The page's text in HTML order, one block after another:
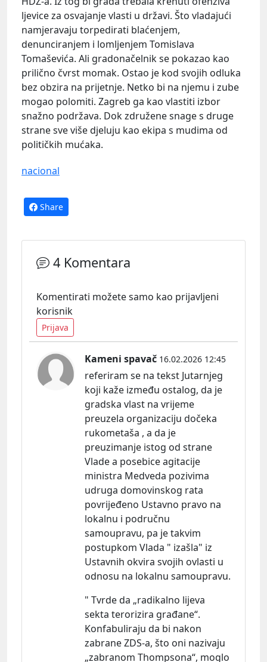
ljevice za osvajanje vlasti u državi. Što vladajući
namjeravaju torpedirati blaćenjem,
denunciranjem i lomljenjem Tomislava
Tomaševića. Ali gradonačelnik se pokazao kao
prilično čvrst momak. Ostao je kod svojih odluka
bez obzira na prijetnje. Netko bi na njemu i zube
mogao polomiti. Zagreb ga kao vlastiti izbor
snažno podržava. Dok združene snage s druge
strane sve više djeluju kao ekipa s mudima od
političkih mućaka.
nacional
Share
4 Komentara
Komentirati možete samo kao prijavljeni
korisnik
Prijava
Kameni spavač 16.02.2026 12:45
referiram se na tekst Jutarnjeg
koji kaže između ostalog, da je
gradska vlast na vrijeme
preuzela organizaciju dočeka
rukometaša , a da je
preuzimanje istog od strane
Vlade a posebice agitacije
ministra Medveda pozivima
udruga domovinskog rata
povrijeđeno Ustavno pravo na
lokalnu i područnu
samoupravu, pa je takvim
postupkom Vlada " izašla" iz
Ustavnih okvira svojih ovlasti u
odnosu na lokalnu samoupravu.
" Tvrde da „radikalno lijeva
sekta terorizira građane“.
Konfabuliraju da bi nakon
zabrane ZDS-a, što oni nazivaju
„zabranom Thompsona“, moglo